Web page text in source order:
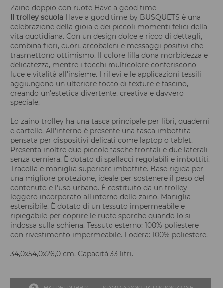
Zaino doppio con ruote Have a good time
Il trolley scuola Have a good time by BUSQUETS è una
celebrazione della gioia e dei piccoli momenti felici della
vita quotidiana. Con un design dolce e ricco di dettagli,
combina fiori, cuori, arcobaleni e messaggi positivi che
trasmettono ottimismo. Il colore lilla dona morbidezza e
delicatezza, mentre i tocchi multicolore conferiscono
luce e vitalità all'insieme. I rilievi e le applicazioni tessili
aggiungono un ulteriore tocco di texture e fascino,
creando un'estetica divertente, creativa e davvero
speciale.
Lo zaino trolley ha una tasca principale per libri, quaderni
e cartelle. All'interno è presente una tasca imbottita
pensata per dispositivi delicati come laptop o tablet.
Presenta inoltre due piccole tasche frontali e due laterali
senza cerniera. È dotato di spallacci regolabili e imbottiti.
Tracolla e maniglia superiore imbottite. Base rigida per
una migliore protezione, ideale per sostenere il peso del
contenuto e l'uso urbano. È costituito da un trolley
leggero incorporato all'interno dello zaino. Maniglia
estensibile. È dotato di un tessuto impermeabile e
ripiegabile per coprire le ruote sporche quando lo si
indossa sulla schiena. Tessuto esterno: 100% poliestere
con rivestimento impermeabile. Fodera: 100% poliestere.
34,0x54,0x26,0 cm. Capacità 33 litri.